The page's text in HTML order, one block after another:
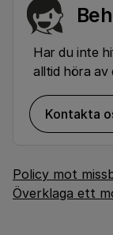
Har du inte
alltid höra av
Kontakta
Policy mot
Överklaga ett